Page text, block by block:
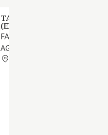
TALLERES LOSE SL
(EXTINGUIDA)
FABRICACION MAQUINARIA
AGRICOLA